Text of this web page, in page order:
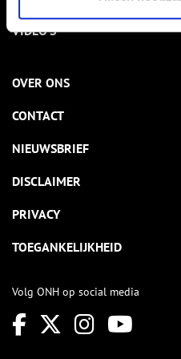
VIDEO’S
OVER ONS
CONTACT
NIEUWSBRIEF
DISCLAIMER
PRIVACY
TOEGANKELIJKHEID
Volg ONH op social media